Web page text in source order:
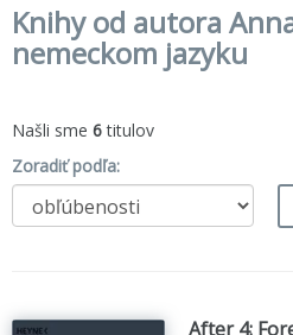
Knihy od autora
nemeckom jazyku
Našli sme 6titulov
Zoradiť podľa:
After 4: